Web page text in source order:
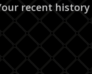
recent history